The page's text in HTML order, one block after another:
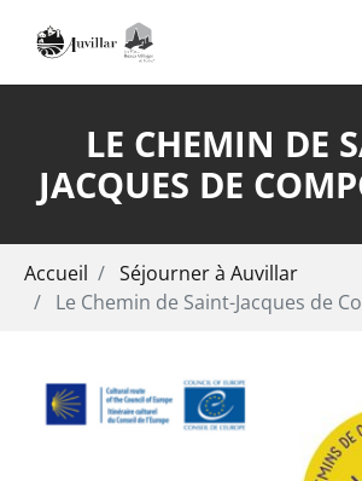
LE CHEMIN DE
JACQUES DE
Accueil
Séjourner à Auvillar
Le Chemin de Saint-Jacques de